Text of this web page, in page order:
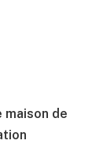
maison de